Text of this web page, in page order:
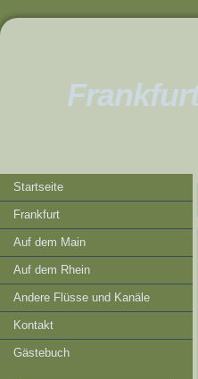
Startseite
Frankfurt
Auf dem Main
Auf dem Rhein
Andere Flüsse und Kanäle
Kontakt
Gästebuch